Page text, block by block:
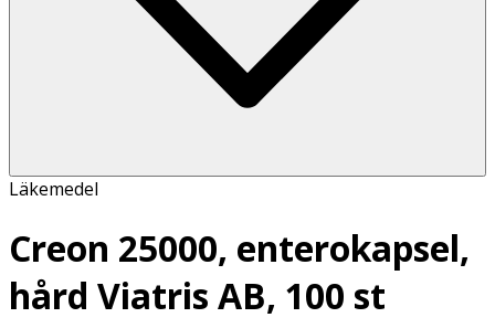
Läkemedel
Creon 25000, enterokapsel,
hård Viatris AB, 100 st